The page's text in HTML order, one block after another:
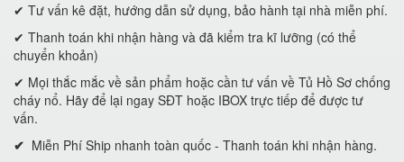
✔ Tư vấn kê đặt, hướng dẫn sử dụng, bảo hành tại nhà miễn phí.
✔ Thanh toán khi nhận hàng và đã kiểm tra kĩ lưỡng (có thể
chuyển khoản)
✔ Mọi thắc mắc về sản phẩm hoặc cần tư vấn về Tủ Hồ Sơ chống
cháy nổ. Hãy để lại ngay SĐT hoặc IBOX trực tiếp để được tư
vấn.
✔ Miễn Phí Ship nhanh toàn quốc - Thanh toán khi nhận hàng.